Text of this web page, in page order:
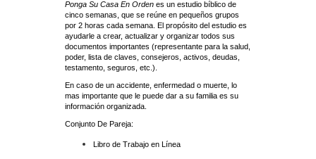
Ponga Su Casa En Orden es un estudio bíblico de
cinco semanas, que se reúne en pequeños grupos
por 2 horas cada semana. El propósito del estudio es
ayudarle a crear, actualizar y organizar todos sus
documentos importantes (representante para la salud,
poder, lista de claves, consejeros, activos, deudas,
testamento, seguros, etc.).
En caso de un accidente, enfermedad o muerte, lo
mas importante que le puede dar a su familia es su
información organizada.
Conjunto De Pareja:
Libro de Trabajo en Línea